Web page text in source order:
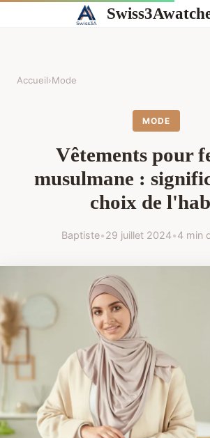
Accueil›Mode
MODE
Vêtements pour
musulmane :
choix de
Baptiste•29 juillet 2024•4 min